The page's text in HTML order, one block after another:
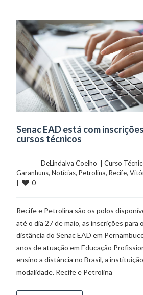
Senac EAD está com
cursos técnicos
	    	DeLindalva Coelho  |
Curso
Garanhuns, Notícias, Petrolina, Recife,
|
0
Recife e Petrolina são os polos
até o dia 27 de maio, as inscrições para
distância do Senac EAD em
anos de atuação em Educação
ensino a distância no Brasil, a
modalidade. Recife e Petrolina